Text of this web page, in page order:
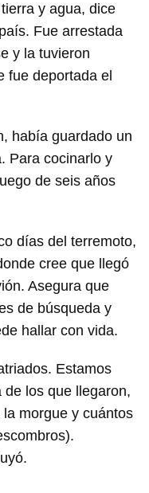
primero has de
CANCELAR
y agua, dice
Fue arrestada
y la tuvieron
fue deportada el
había guardado un
Para cocinarlo y
de seis años
días del terremoto,
cree que llegó
Asegura que
de búsqueda y
hallar con vida.
Estamos
los que llegaron,
morgue y cuántos